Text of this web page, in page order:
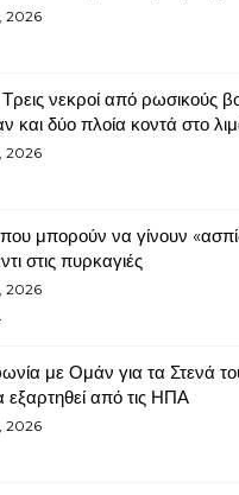
2026
νεκροί από ρωσικούς
και δύο πλοία κοντά στο
2026
μπορούν να γίνουν
στις πυρκαγιές
2026
με Ομάν για τα Στενά
εξαρτηθεί από τις ΗΠΑ
2026